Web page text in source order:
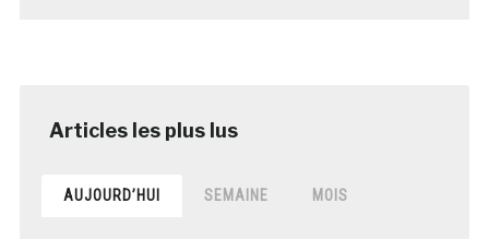
AUJOURD’HUI SEMAINE MOIS